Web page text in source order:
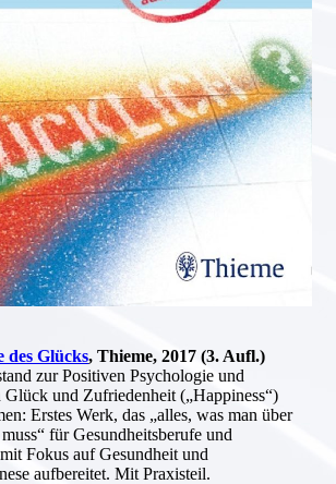
des Glücks, Thieme, 2017 (3. Aufl.)
zur Positiven Psychologie und
und Zufriedenheit („Happiness“)
Erstes Werk, das „alles, was man über
für Gesundheitsberufe und
Fokus auf Gesundheit und
aufbereitet. Mit Praxisteil.